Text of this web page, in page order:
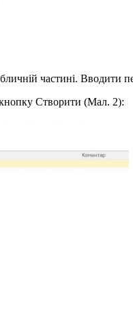
частині. Вводити
Створити (Мал. 2):